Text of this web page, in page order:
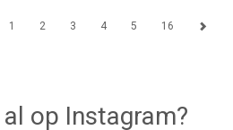
1 2 3 4 5 16
op Instagram?